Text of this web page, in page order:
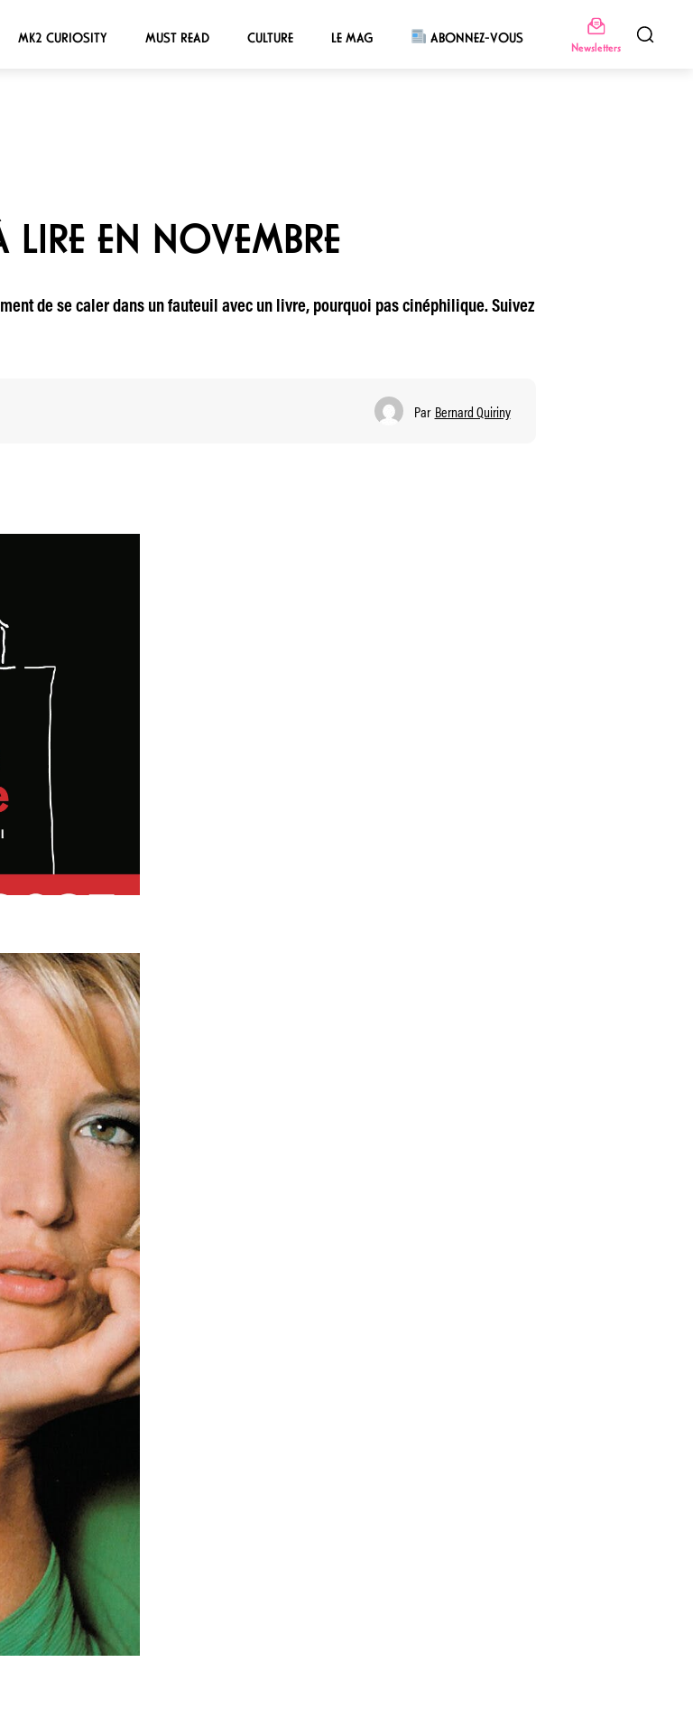
MK2 CURIOSITY MUST READ CULTURE LE MAG ABONNEZ-VOUS
Newsletters
LIRE EN NOVEMBRE
de se caler dans un fauteuil avec un livre, pourquoi pas cinéphilique. Suivez
Par Bernard Quiriny